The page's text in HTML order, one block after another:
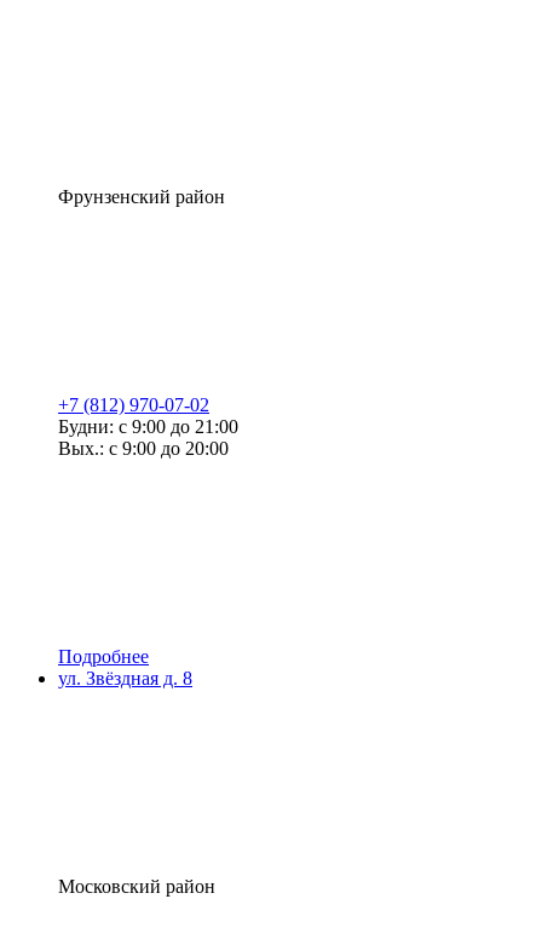
Фрунзенский район
+7 (812) 970-07-02
Будни: с 9:00 до 21:00
Вых.: с 9:00 до 20:00
Подробнее
ул. Звёздная д. 8
Московский район